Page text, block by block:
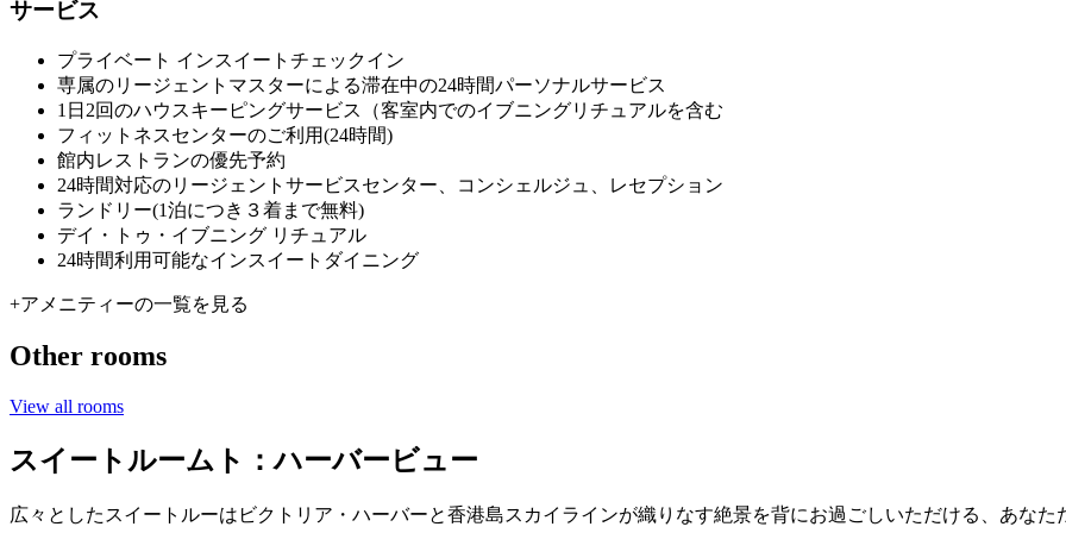
サービス
プライベート インスイートチェックイン
専属のリージェントマスターによる滞在中の24時間パーソナルサービス
1日2回のハウスキーピングサービス（客室内でのイブニングリチュアルを含む
フィットネスセンターのご利用(24時間)
館内レストランの優先予約
24時間対応のリージェントサービスセンター、コンシェルジュ、レセプション
ランドリー(1泊につき３着まで無料)
デイ・トゥ・イブニング リチュアル
24時間利用可能なインスイートダイニング
+アメニティーの一覧を見る
Other rooms
View all rooms
スイートルームト：ハーバービュー
広々としたスイートルーはビクトリア・ハーバーと香港島スカイラインが織りなす絶景を背にお過ごしいただける、あなた